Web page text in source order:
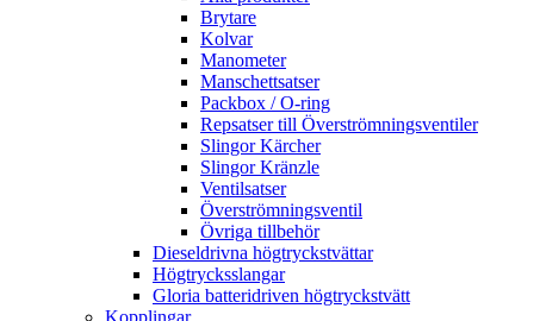
Brytare
Kolvar
Manometer
Manschettsatser
Packbox / O-ring
Repsatser till Överströmningsventiler
Slingor Kärcher
Slingor Kränzle
Ventilsatser
Överströmningsventil
Övriga tillbehör
Dieseldrivna högtryckstvättar
Högtrycksslangar
Gloria batteridriven högtryckstvätt
Kopplingar